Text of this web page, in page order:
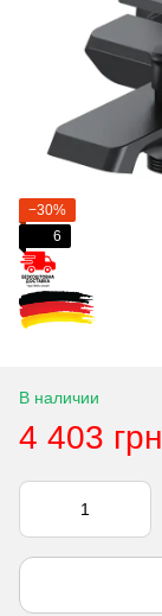
−30%
6
В наличии
4 403 грн